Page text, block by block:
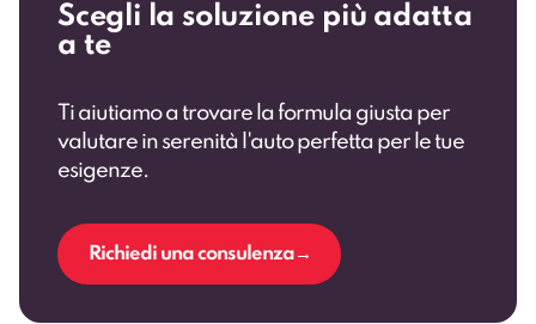
Scegli la soluzione più adatta
a te
Ti aiutiamo a trovare la formula giusta per
valutare in serenità l'auto perfetta per le tue
esigenze.
Richiedi una consulenza